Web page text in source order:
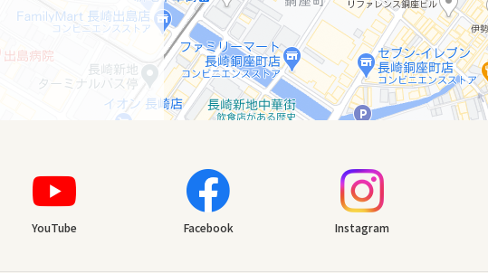
YouTube Facebook Instagram